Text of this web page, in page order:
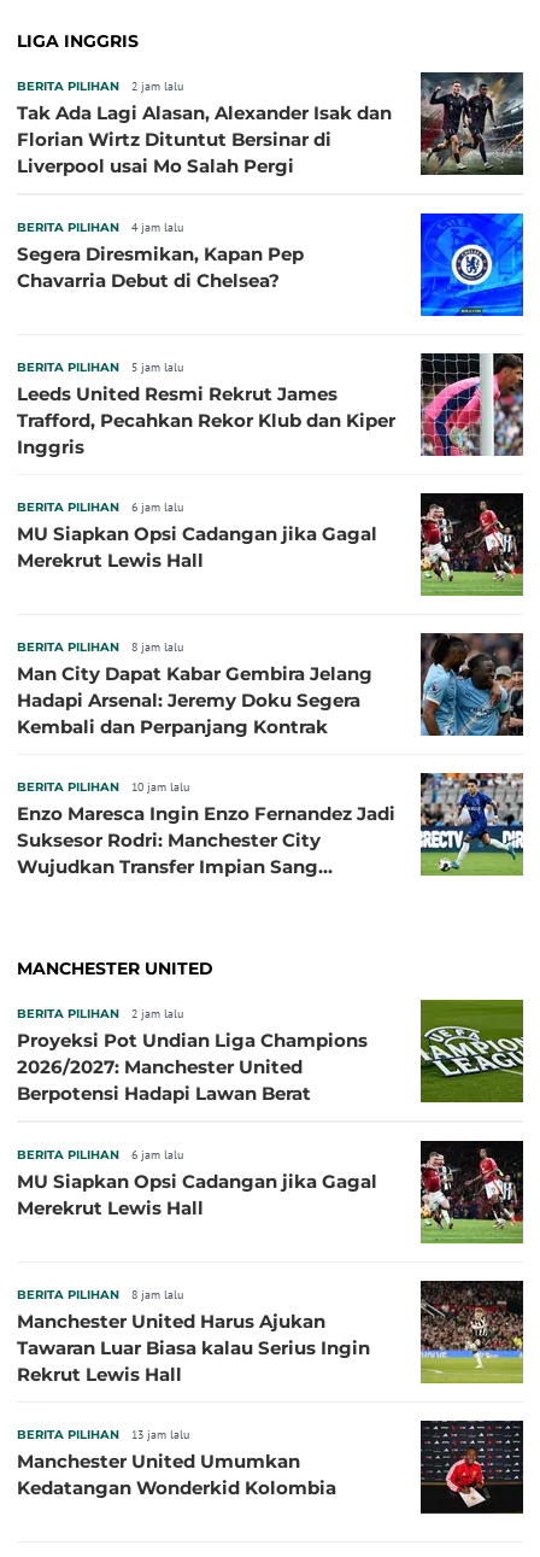
LIGA INGGRIS
BERITA PILIHAN 2 jam lalu
Tak Ada Lagi Alasan, Alexander Isak dan
Florian Wirtz Dituntut Bersinar di
Liverpool usai Mo Salah Pergi
BERITA PILIHAN 4 jam lalu
Segera Diresmikan, Kapan Pep
Chavarria Debut di Chelsea?
BERITA PILIHAN 5 jam lalu
Leeds United Resmi Rekrut James
Trafford, Pecahkan Rekor Klub dan Kiper
Inggris
BERITA PILIHAN 6 jam lalu
MU Siapkan Opsi Cadangan jika Gagal
Merekrut Lewis Hall
BERITA PILIHAN 8 jam lalu
Man City Dapat Kabar Gembira Jelang
Hadapi Arsenal: Jeremy Doku Segera
Kembali dan Perpanjang Kontrak
BERITA PILIHAN 10 jam lalu
Enzo Maresca Ingin Enzo Fernandez Jadi
Suksesor Rodri: Manchester City
Wujudkan Transfer Impian Sang
MANCHESTER UNITED
BERITA PILIHAN 2 jam lalu
Proyeksi Pot Undian Liga Champions
2026/2027: Manchester United
Berpotensi Hadapi Lawan Berat
BERITA PILIHAN 6 jam lalu
MU Siapkan Opsi Cadangan jika Gagal
Merekrut Lewis Hall
BERITA PILIHAN 8 jam lalu
Manchester United Harus Ajukan
Tawaran Luar Biasa kalau Serius Ingin
Rekrut Lewis Hall
BERITA PILIHAN 13 jam lalu
Manchester United Umumkan
Kedatangan Wonderkid Kolombia